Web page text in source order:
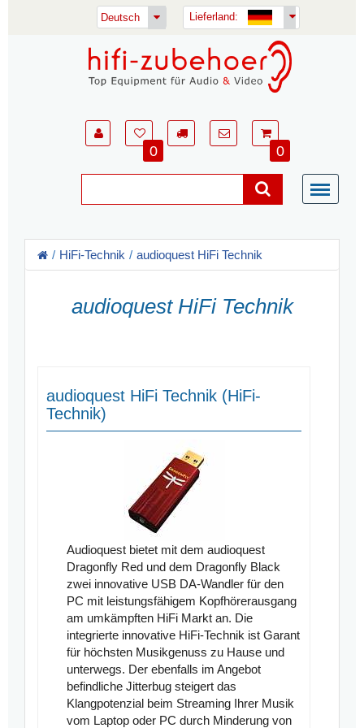
Deutsch Lieferland:
0 0
HiFi-Technik audioquest HiFi Technik
audioquest HiFi Technik
audioquest HiFi Technik (HiFi-
Technik)
Audioquest bietet mit dem audioquest
Dragonfly Red und dem Dragonfly Black
zwei innovative USB DA-Wandler für den
PC mit leistungsfähigem Kopfhörerausgang
am umkämpften HiFi Markt an. Die
integrierte innovative HiFi-Technik ist Garant
für höchsten Musikgenuss zu Hause und
unterwegs. Der ebenfalls im Angebot
befindliche Jitterbug steigert das
Klangpotenzial beim Streaming Ihrer Musik
vom Laptop oder PC durch Minderung von